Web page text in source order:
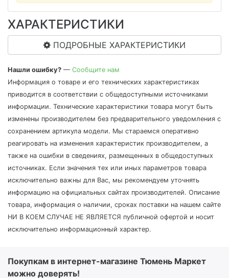
ХАРАКТЕРИСТИКИ
ПОДРОБНЫЕ ХАРАКТЕРИСТИКИ
Нашли ошибку? — Сообщите нам
Информация о товаре и его технических характеристиках
приводится в соответствии с общедоступными источниками
информации. Технические характеристики товара могут быть
изменены производителем без предварительного уведомления с
сохранением артикула модели. Мы стараемся оперативно
реагировать на изменения характеристик производителем, а
также на ошибки в сведениях, размещенных в общедоступных
источниках. Если значения тех или иных параметров товара
исключительно важны для Вас, мы рекомендуем уточнять
информацию на официальных сайтах производителей. Описание
товара, информация о наличии, сроках поставки на нашем сайте
НИ В КОЕМ СЛУЧАЕ НЕ ЯВЛЯЕТСЯ публичной офертой и носит
исключительно информационный характер.
Покупкам в интернет-магазине Тюмень Маркет
можно доверять!